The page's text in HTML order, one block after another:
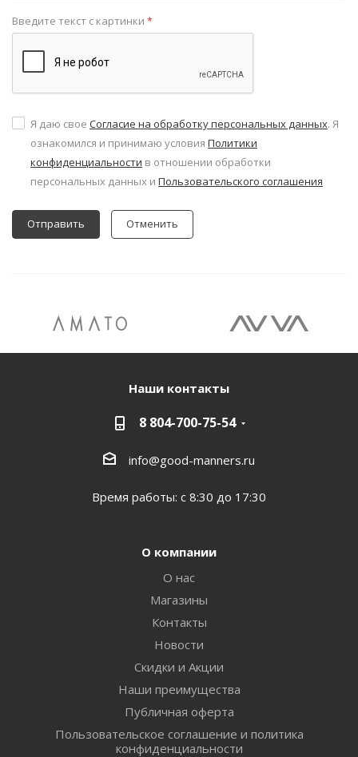
Введите текст с картинки *
Я даю свое Согласие на обработку персональных данных. Я
ознакомился и принимаю условия Политики
конфиденциальности в отношении обработки
персональных данных и Пользовательского соглашения
Отменить
Наши контакты
8 804-700-75-54
info@good-manners.ru
Время работы: с 8:30 до 17:30
О компании
О нас
Магазины
Контакты
Новости
Скидки и Акции
Наши преимущества
Публичная оферта
Пользовательское соглашение и политика
конфиденциальности